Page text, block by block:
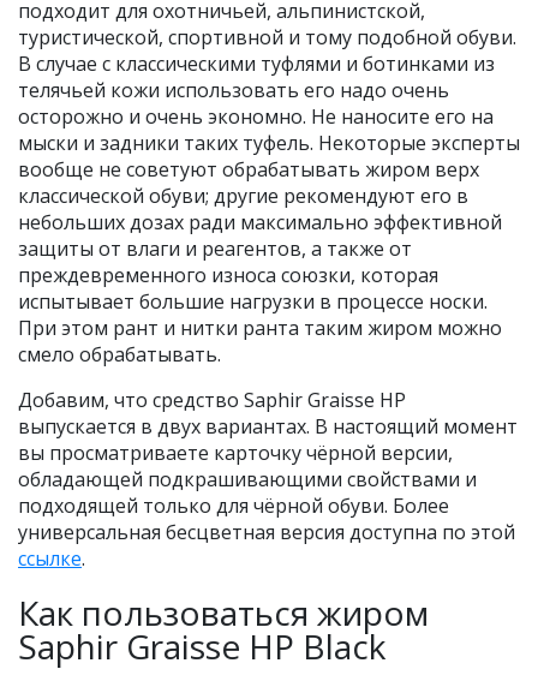
подходит для охотничьей, альпинистской,
туристической, спортивной и тому подобной обуви.
В случае с классическими туфлями и ботинками из
телячьей кожи использовать его надо очень
осторожно и очень экономно. Не наносите его на
мыски и задники таких туфель. Некоторые эксперты
вообще не советуют обрабатывать жиром верх
классической обуви; другие рекомендуют его в
небольших дозах ради максимально эффективной
защиты от влаги и реагентов, а также от
преждевременного износа союзки, которая
испытывает большие нагрузки в процессе носки.
При этом рант и нитки ранта таким жиром можно
смело обрабатывать.
Добавим, что средство Saphir Graisse HP
выпускается в двух вариантах. В настоящий момент
вы просматриваете карточку чёрной версии,
обладающей подкрашивающими свойствами и
подходящей только для чёрной обуви. Более
универсальная бесцветная версия доступна по этой
ссылке.
Как пользоваться жиром
Saphir Graisse HP Black